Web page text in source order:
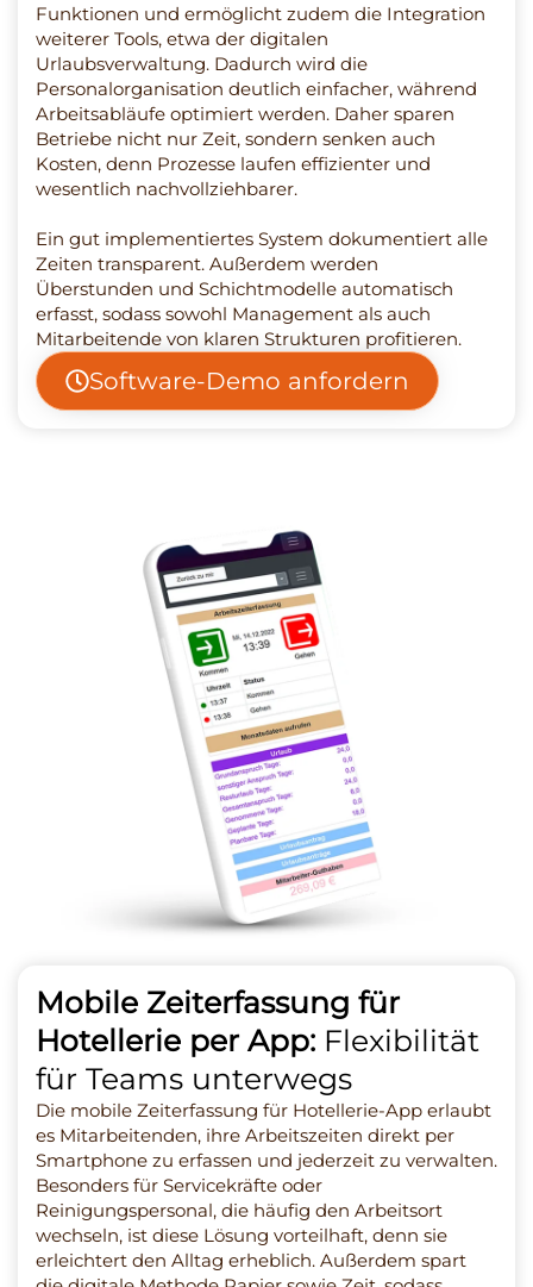
Funktionen und ermöglicht zudem die Integration
weiterer Tools, etwa der digitalen
Urlaubsverwaltung. Dadurch wird die
Personalorganisation deutlich einfacher, während
Arbeitsabläufe optimiert werden. Daher sparen
Betriebe nicht nur Zeit, sondern senken auch
Kosten, denn Prozesse laufen effizienter und
wesentlich nachvollziehbarer.
Ein gut implementiertes System dokumentiert alle
Zeiten transparent. Außerdem werden
Überstunden und Schichtmodelle automatisch
erfasst, sodass sowohl Management als auch
Mitarbeitende von klaren Strukturen profitieren.
Software-Demo anfordern
Mobile Zeiterfassung für
Hotellerie per App: Flexibilität
für Teams unterwegs
Die mobile Zeiterfassung für Hotellerie-App erlaubt
es Mitarbeitenden, ihre Arbeitszeiten direkt per
Smartphone zu erfassen und jederzeit zu verwalten.
Besonders für Servicekräfte oder
Reinigungspersonal, die häufig den Arbeitsort
wechseln, ist diese Lösung vorteilhaft, denn sie
erleichtert den Alltag erheblich. Außerdem spart